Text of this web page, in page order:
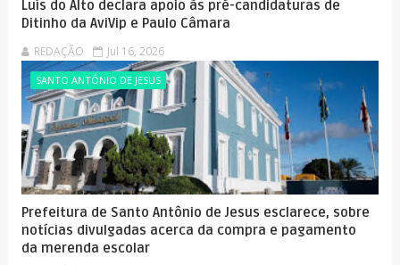
Luís do Alto declara apoio às pré-candidaturas de
Ditinho da AviVip e Paulo Câmara
REDAÇÃO Jul 16, 2026
SANTO ANTÔNIO DE JESUS
Prefeitura de Santo Antônio de Jesus esclarece, sobre
notícias divulgadas acerca da compra e pagamento
da merenda escolar